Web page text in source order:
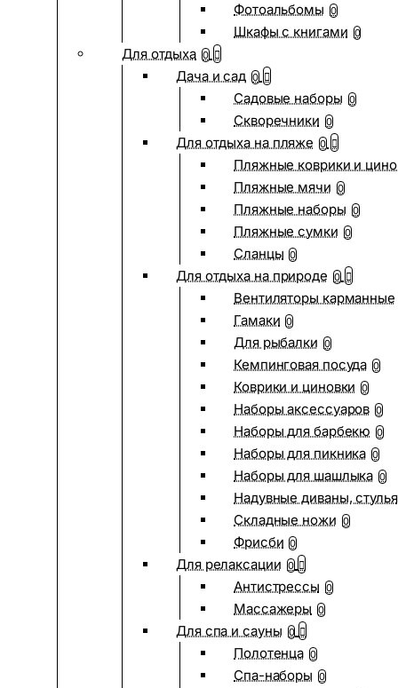
Фотоальбомы 0
Шкафы с книгами 0
Для отдыха 0
Дача и сад 0
Садовые наборы 0
Скворечники 0
Для отдыха на пляже 0
Пляжные коврики и
Пляжные мячи 0
Пляжные наборы 0
Пляжные сумки 0
Сланцы 0
Для отдыха на природе 0
Вентиляторы карманные
Гамаки 0
Для рыбалки 0
Кемпинговая посуда 0
Коврики и циновки 0
Наборы аксессуаров 0
Наборы для барбекю 0
Наборы для пикника 0
Наборы для шашлыка 0
Надувные диваны, стулья
Складные ножи 0
Фрисби 0
Для релаксации 0
Антистрессы 0
Массажеры 0
Для спа и сауны 0
Полотенца 0
Спа-наборы 0